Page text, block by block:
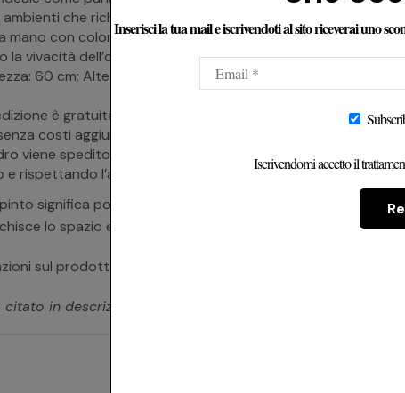
che richiedono un’atmosfera di calma e stile.
mano con colori acrilici su tela di alta qualità. La tecnica
vivacità dell’opera.
60 cm; Altezza: 80 cm; Larghezza: 3 cm. Le misure
è gratuita e assicurata su tutto il territorio italiano.
costi aggiuntivi.
viene spedito già montato e pronto per essere appeso.
rispettando l’ambiente.
significa portare in casa non solo un oggetto d’arredo,
lo spazio e lo spirito.
sul prodotto non esitare a contattarci nella sezione
citato in descrizione è puramente indicativo, ai fini del
Inserisci la tua mail e iscrivendoti al sito riceverai uno
Iscrivendomi accetto il